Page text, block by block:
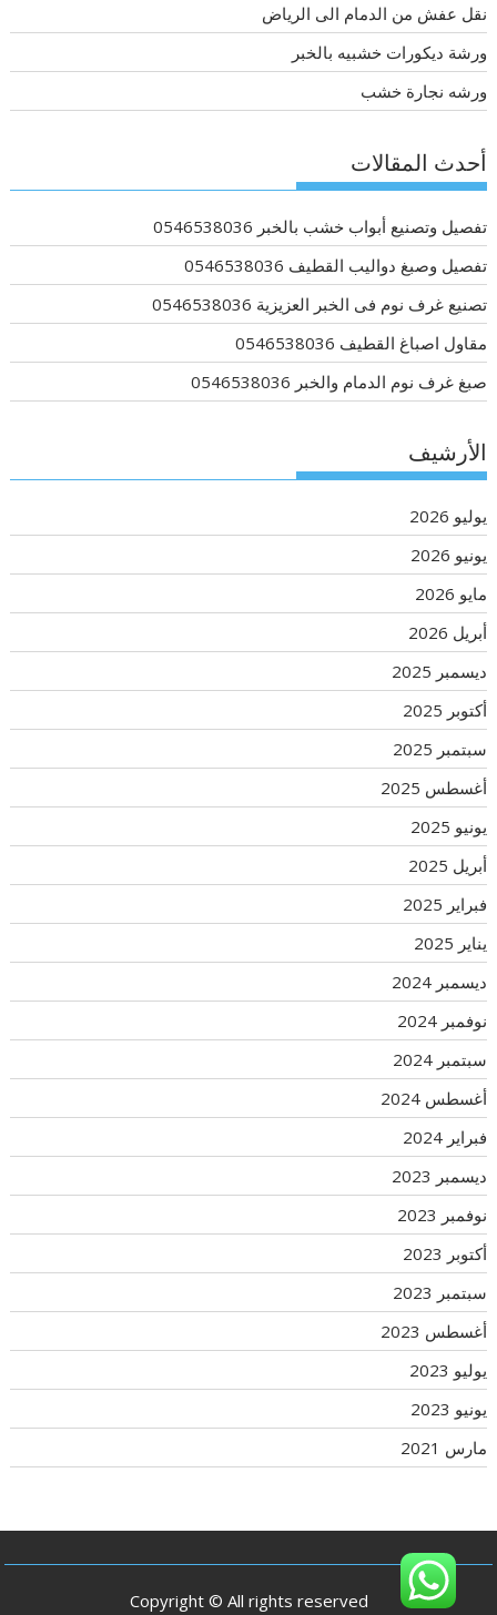
نقل عفش من الدمام الى الرياض
ورشة ديكورات خشبيه بالخبر
ورشه نجارة خشب
أحدث المقالات
تفصيل وتصنيع أبواب خشب بالخبر 0546538036
تفصيل وصبغ دواليب القطيف 0546538036
تصنيع غرف نوم فى الخبر العزيزية 0546538036
مقاول اصباغ القطيف 0546538036
صبغ غرف نوم الدمام والخبر 0546538036
الأرشيف
يوليو 2026
يونيو 2026
مايو 2026
أبريل 2026
ديسمبر 2025
أكتوبر 2025
سبتمبر 2025
أغسطس 2025
يونيو 2025
أبريل 2025
فبراير 2025
يناير 2025
ديسمبر 2024
نوفمبر 2024
سبتمبر 2024
أغسطس 2024
فبراير 2024
ديسمبر 2023
نوفمبر 2023
أكتوبر 2023
سبتمبر 2023
أغسطس 2023
يوليو 2023
يونيو 2023
مارس 2021
Copyright © All rights reserved